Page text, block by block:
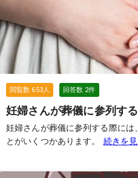
閲覧数 653人 回答数 2件
妊婦さんが葬儀に参列す
妊婦さんが葬儀に参列する際には
とがいくつかあります。
続きを